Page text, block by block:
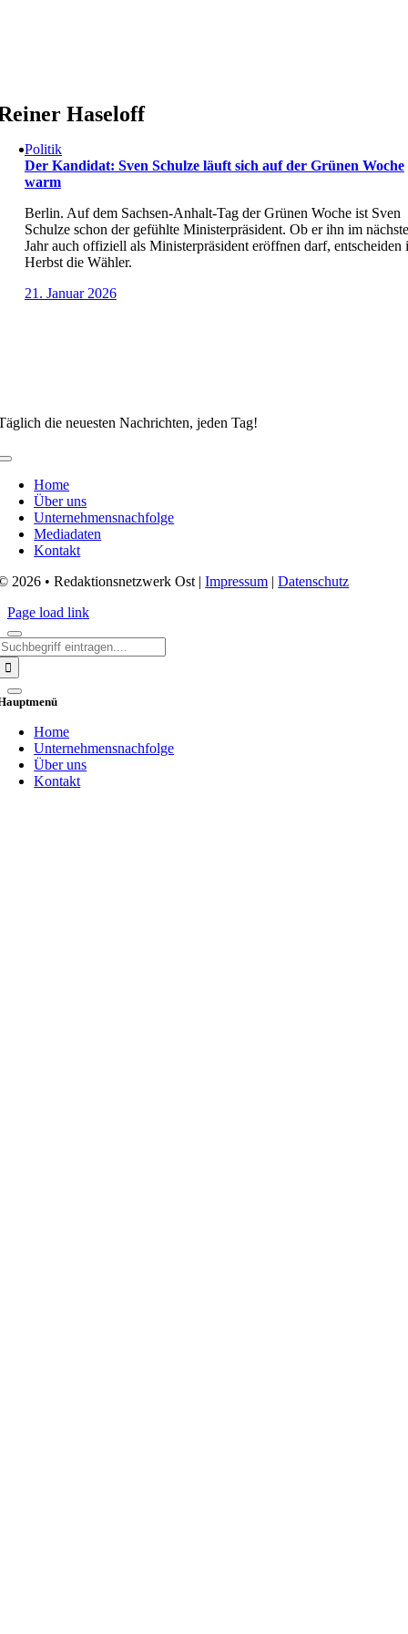
Haseloff
Politik
Der Kandidat: Sven Schulze läuft sich auf der Grünen Woche
warm
Berlin. Auf dem Sachsen-Anhalt-Tag der Grünen Woche ist Sven
Schulze schon der gefühlte Ministerpräsident. Ob er ihn im
Jahr auch offiziell als Ministerpräsident eröffnen darf, entscheiden
Herbst die Wähler.
21. Januar 2026
die neuesten Nachrichten, jeden Tag!
Toggle
NavigationHome
Über uns
Unternehmensnachfolge
Mediadaten
Kontakt
2026 • Redaktionsnetzwerk Ost |Impressum |Datenschutz
Page load link
Home
Unternehmensnachfolge
Über uns
Kontakt